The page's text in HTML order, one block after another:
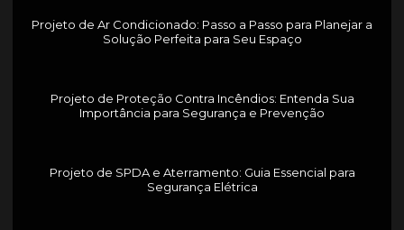
Projeto de Ar Condicionado: Passo a Passo para Planejar a
Solução Perfeita para Seu Espaço
Projeto de Proteção Contra Incêndios: Entenda Sua
Importância para Segurança e Prevenção
Projeto de SPDA e Aterramento: Guia Essencial para
Segurança Elétrica